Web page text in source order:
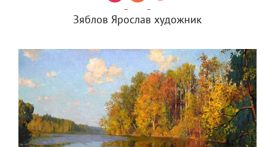
Зяблов Ярослав художник